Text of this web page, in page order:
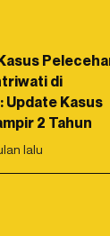
di
Update Kasus
2 Tahun
lalu